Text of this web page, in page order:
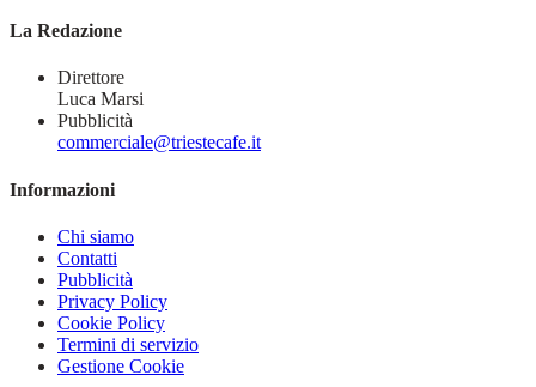
La Redazione
Direttore
Luca Marsi
Pubblicità
commerciale@triestecafe.it
Informazioni
Chi siamo
Contatti
Pubblicità
Privacy Policy
Cookie Policy
Termini di servizio
Gestione Cookie